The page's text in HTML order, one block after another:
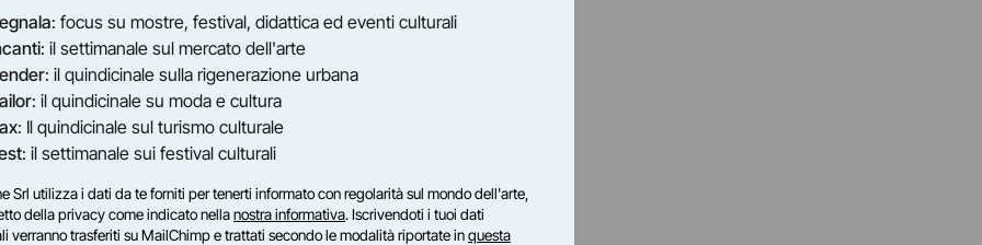
carriera artistica di Oscar Piattella (1932-
la materia e la luce in un linguaggio
carriera artistica di Oscar Piattella (1932-
la materia e la luce in un linguaggio
anni ’50, densi di memoria e significato,
delle sue opere più recenti, questa mostra
: focus su mostre, festival, didattica ed eventi culturali
: il settimanale sul mercato dell'arte
: il quindicinale sulla rigenerazione urbana
: il quindicinale su moda e cultura
: Il quindicinale sul turismo culturale
: il settimanale sui festival culturali
Srl utilizza i dati da te forniti per tenerti informato con regolarità sul mondo dell'arte,
della privacy come indicato nellanostra informativa. Iscrivendoti i tuoi dati
verranno trasferiti su MailChimp e trattati secondo le modalità riportate inquesta